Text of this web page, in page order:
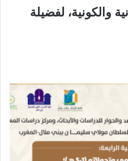
والكونية، لفضيلة